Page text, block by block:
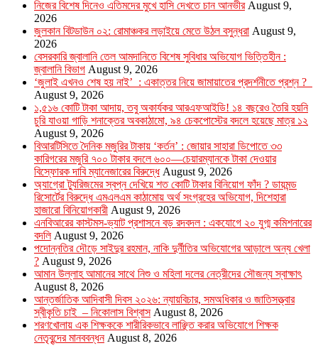
নিজের বিশেষ দিনেও এতিমদের মুখে হাসি দেখতে চান আনভীর August 9,
2026
জুলকান বিটডাউন ০২: রোমাঞ্চকর লড়াইয়ে মেতে উঠল বসুন্ধরা August 9,
2026
বেসরকারি জ্বালানি তেল আমদানিতে বিশেষ সুবিধার অভিযোগ ভিত্তিহীন :
জ্বালানি বিভাগ August 9, 2026
‘জুলাই এখনও শেষ হয় নাই’ : একাত্তর নিয়ে জামায়াতের প্রদর্শনীতে প্রশ্ন ?
August 9, 2026
১,৫১৬ কোটি টাকা আদায়, তবু অকার্যকর আরএফআইডি! ১৪ বছরেও তৈরি হয়নি
চুরি যাওয়া গাড়ি শনাক্তের অবকাঠামো, ৯৪ চেকপোস্টের বদলে হয়েছে মাত্র ১২
August 9, 2026
বিআরটিসিতে দৈনিক মজুরির টাকায় ‘কর্তন’ : জোয়ার সাহারা ডিপোতে ৩৩
কারিগরের মজুরি ৭০০ টাকার বদলে ৬০০—চেয়ারম্যানকে টাকা দেওয়ার
বিস্ফোরক দাবি ম্যানেজারের বিরুদ্ধে August 9, 2026
অ্যাগ্রো ট্যুরিজমের স্বপ্ন দেখিয়ে শত কোটি টাকার বিনিয়োগ ফাঁদ ? ডায়মন্ড
রিসোর্টের বিরুদ্ধে এমএলএম কাঠামোয় অর্থ সংগ্রহের অভিযোগ, দিশেহারা
হাজারো বিনিয়োগকারী August 9, 2026
এনবিআরের কাস্টমস-ভ্যাট প্রশাসনে বড় রদবদল : একযোগে ২০ যুগ্ম কমিশনারের
বদলি August 9, 2026
পদোন্নতির দৌড়ে সাইদুর রহমান, নাকি দুর্নীতির অভিযোগের আড়ালে অন্য খেলা
? August 9, 2026
আমান উল্লাহ আমানের সাথে নিশু ও মহিলা দলের নেত্রীদের সৌজন্য স্বাক্ষাৎ
August 8, 2026
আন্তর্জাতিক আদিবাসী দিবস ২০২৬: ন্যায়বিচার, সমঅধিকার ও জাতিসত্ত্বার
স্বীকৃতি চাই – নিকোলাস বিশ্বাস August 8, 2026
শরণখোলায় এক শিক্ষককে শারীরিকভাবে লাঞ্ছিত করার অভিযোগে শিক্ষক
নেতৃবৃন্দের মানববন্ধন August 8, 2026